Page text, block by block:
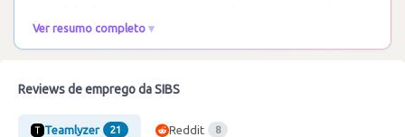
Ver resumo completo
Reviews de emprego da SIBS
Teamlyzer 21 Reddit 8